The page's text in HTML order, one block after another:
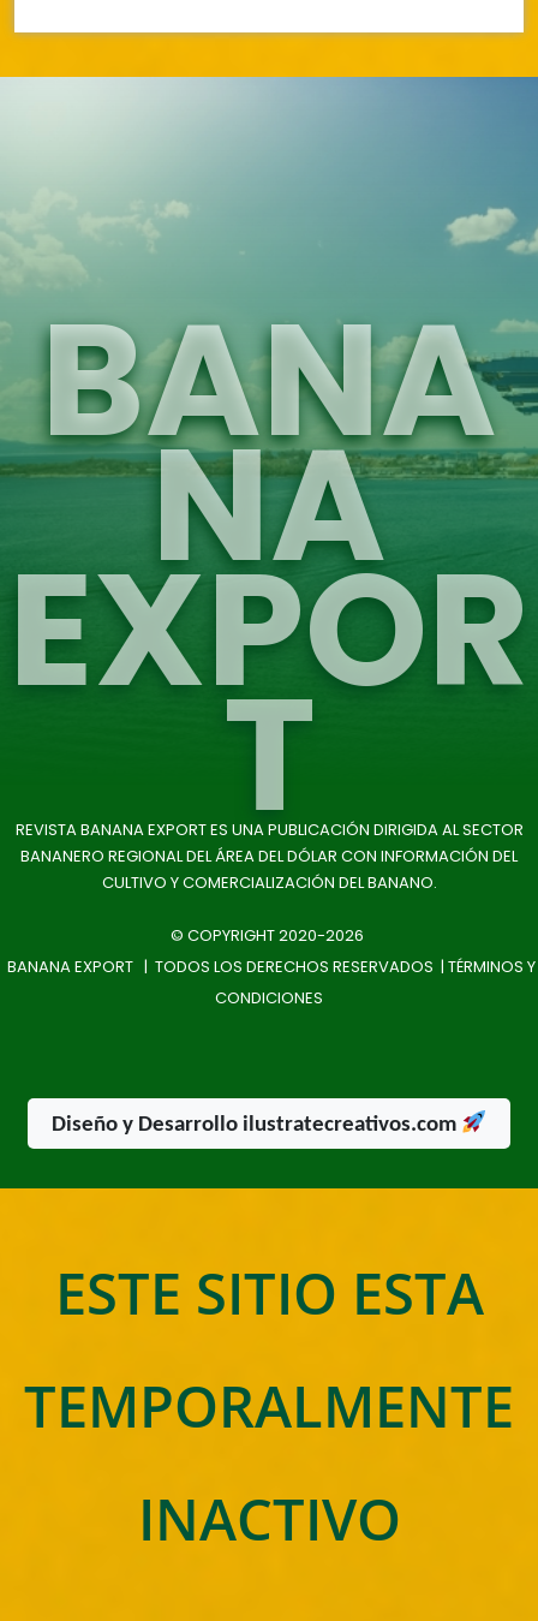
BANA
NA
EXPOR
T
REVISTA BANANA EXPORT ES UNA PUBLICACIÓN DIRIGIDA AL SECTOR
BANANERO REGIONAL DEL ÁREA DEL DÓLAR CON INFORMACIÓN DEL
CULTIVO Y COMERCIALIZACIÓN DEL BANANO.
© COPYRIGHT 2020-2026
BANANA EXPORT | TODOS LOS DERECHOS RESERVADOS | TÉRMINOS Y
CONDICIONES
Diseño y Desarrollo ilustratecreativos.com
ESTE SITIO ESTA
TEMPORALMENTE
INACTIVO